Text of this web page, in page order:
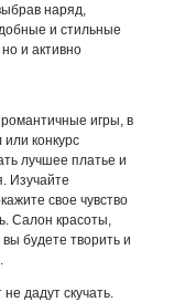
наряд,
и стильные
и активно
игры, в
конкурс
лучшее платье и
Изучайте
свое чувство
Салон красоты,
будете творить и
дадут скучать.